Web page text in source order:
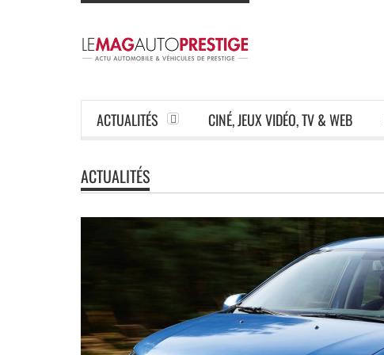
ACTUALITÉS CINÉ, JEUX VIDÉO, TV & WEB
ACTUALITÉS